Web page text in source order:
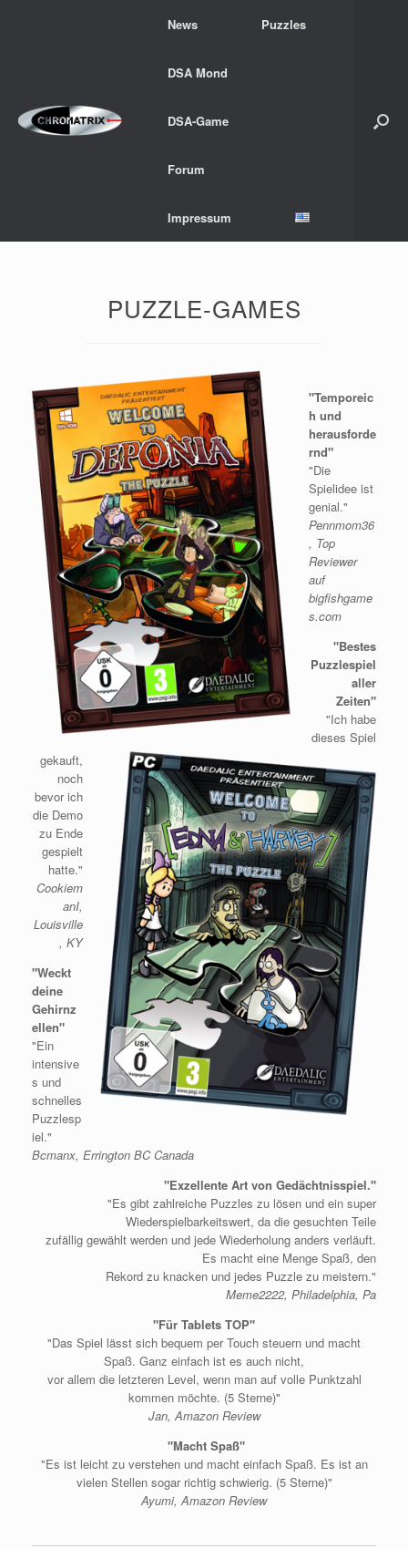
News Puzzles
DSA Mond
DSA-Game
Forum
Impressum
PUZZLE-GAMES
"Temporeic
h und
herausforde
rnd"
"Die
Spielidee ist
genial."
Pennmom36
, Top
Reviewer
auf
bigfishgame
s.com
"Bestes
Puzzlespiel
aller
Zeiten"
"Ich habe
dieses Spiel
gekauft,
noch
bevor ich
die Demo
zu Ende
gespielt
hatte."
Cookiem
anI,
Louisville
, KY
"Weckt
deine
Gehirnz
ellen"
"Ein
intensive
s und
schnelles
Puzzlesp
iel."
Bcmanx, Errington BC Canada
"Exzellente Art von Gedächtnisspiel."
"Es gibt zahlreiche Puzzles zu lösen und ein super
Wiederspielbarkeitswert, da die gesuchten Teile
zufällig gewählt werden und jede Wiederholung anders verläuft.
Es macht eine Menge Spaß, den
Rekord zu knacken und jedes Puzzle zu meistern."
Meme2222, Philadelphia, Pa
"Für Tablets TOP"
"Das Spiel lässt sich bequem per Touch steuern und macht
Spaß. Ganz einfach ist es auch nicht,
vor allem die letzteren Level, wenn man auf volle Punktzahl
kommen möchte. (5 Sterne)"
Jan, Amazon Review
"Macht Spaß"
"Es ist leicht zu verstehen und macht einfach Spaß. Es ist an
vielen Stellen sogar richtig schwierig. (5 Sterne)"
Ayumi, Amazon Review